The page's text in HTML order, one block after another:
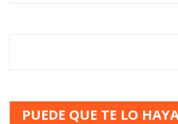
PUEDE QUE TE LO